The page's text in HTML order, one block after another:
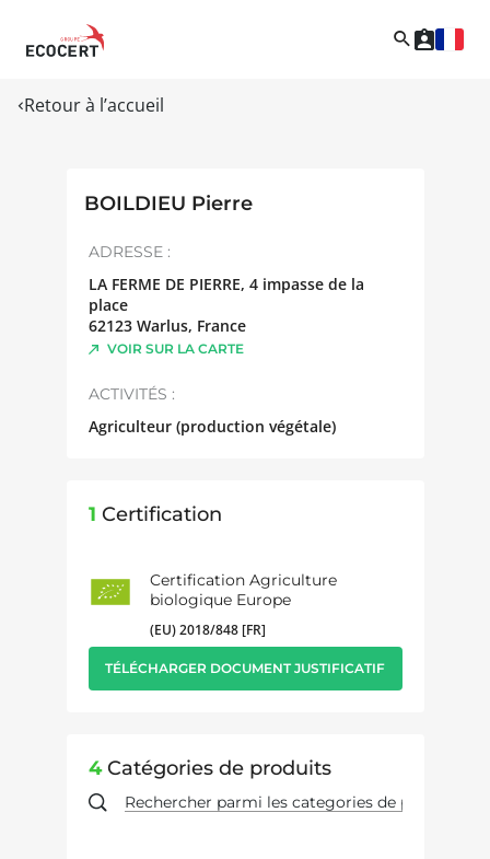
Retour à l’accueil
BOILDIEU Pierre
ADRESSE :
LA FERME DE PIERRE, 4 impasse de la
place
62123 Warlus, France
VOIR SUR LA CARTE
ACTIVITÉS :
Agriculteur (production végétale)
1 Certification
Certification Agriculture
biologique Europe
(EU) 2018/848 [FR]
TÉLÉCHARGER DOCUMENT JUSTIFICATIF
4Catégories de produits